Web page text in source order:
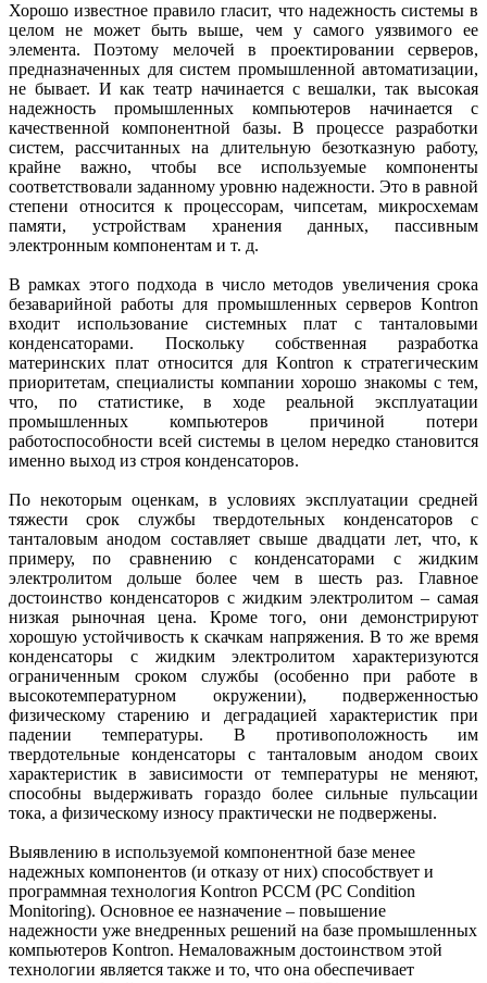
Хорошо известное правило гласит, что надежность системы в
целом не может быть выше, чем у самого уязвимого ее
элемента. Поэтому мелочей в проектировании серверов,
предназначенных для систем промышленной автоматизации,
не бывает. И как театр начинается с вешалки, так высокая
надежность промышленных компьютеров начинается с
качественной компонентной базы. В процессе разработки
систем, рассчитанных на длительную безотказную работу,
крайне важно, чтобы все используемые компоненты
соответствовали заданному уровню надежности. Это в равной
степени относится к процессорам, чипсетам, микросхемам
памяти, устройствам хранения данных, пассивным
электронным компонентам и т. д.
В рамках этого подхода в число методов увеличения срока
безаварийной работы для промышленных серверов Kontron
входит использование системных плат с танталовыми
конденсаторами. Поскольку собственная разработка
материнских плат относится для Kontron к стратегическим
приоритетам, специалисты компании хорошо знакомы с тем,
что, по статистике, в ходе реальной эксплуатации
промышленных компьютеров причиной потери
работоспособности всей системы в целом нередко становится
именно выход из строя конденсаторов.
По некоторым оценкам, в условиях эксплуатации средней
тяжести срок службы твердотельных конденсаторов с
танталовым анодом составляет свыше двадцати лет, что, к
примеру, по сравнению с конденсаторами с жидким
электролитом дольше более чем в шесть раз. Главное
достоинство конденсаторов с жидким электролитом – самая
низкая рыночная цена. Кроме того, они демонстрируют
хорошую устойчивость к скачкам напряжения. В то же время
конденсаторы с жидким электролитом характеризуются
ограниченным сроком службы (особенно при работе в
высокотемпературном окружении), подверженностью
физическому старению и деградацией характеристик при
падении температуры. В противоположность им
твердотельные конденсаторы с танталовым анодом своих
характеристик в зависимости от температуры не меняют,
способны выдерживать гораз­до более сильные пульсации
тока, а физическому износу практически не подвержены.
Выявлению в используемой компонентной базе менее
надежных компонентов (и отказу от них) способствует и
программная технология Kontron PCCM (PC Condition
Monitoring). Основное ее назначение – повышение
надежности уже внедренных решений на базе промышленных
компьютеров Kontron. Немаловажным достоинством этой
технологии является также и то, что она обеспечивает